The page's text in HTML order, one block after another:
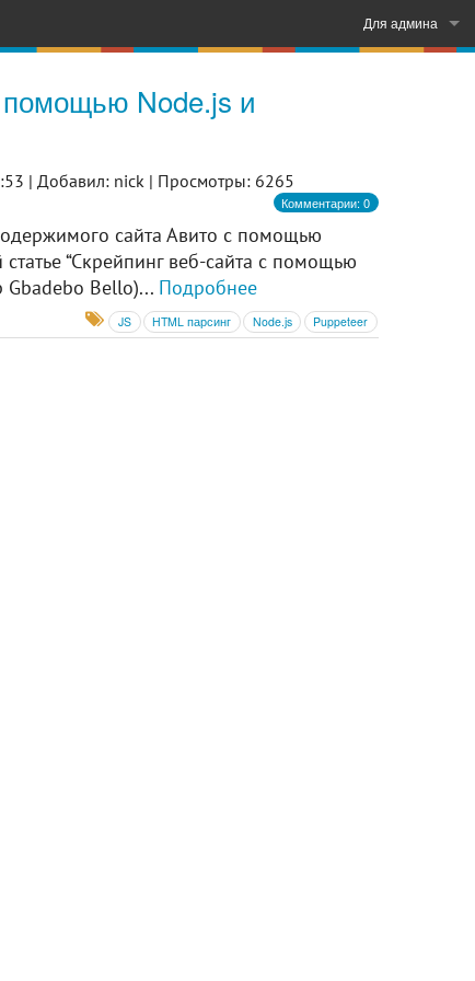
Для админа
помощью Node.js и
| Добавил: nick | Просмотры: 6265
Комментарии: 0
сайта Авито с помощью
“Скрейпинг веб-сайта с помощью
Gbadebo Bello)... Подробнее
JS HTML парсинг Node.js Puppeteer